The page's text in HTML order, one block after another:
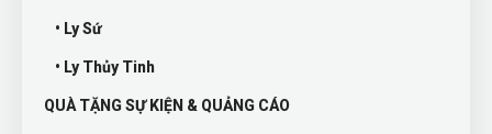
• Ly Sứ
• Ly Thủy Tinh
QUÀ TẶNG SỰ KIỆN & QUẢNG CÁO